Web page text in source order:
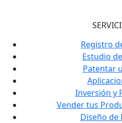
Registro
Estudio
Patentar
Inversión y
Vender tus
Diseño